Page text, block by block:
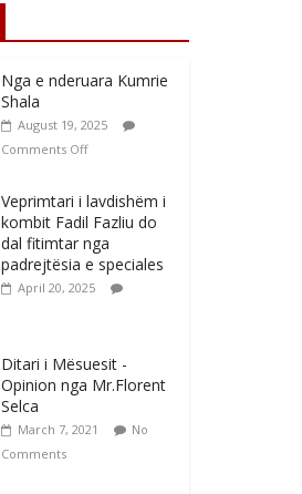
Nga e nderuara Kumrie
Shala
August 19, 2025
Comments Off
Veprimtari i lavdishëm i
kombit Fadil Fazliu do
dal fitimtar nga
padrejtësia e speciales
April 20, 2025
Ditari i Mësuesit -
Opinion nga Mr.Florent
Selca
March 7, 2021
No
Comments